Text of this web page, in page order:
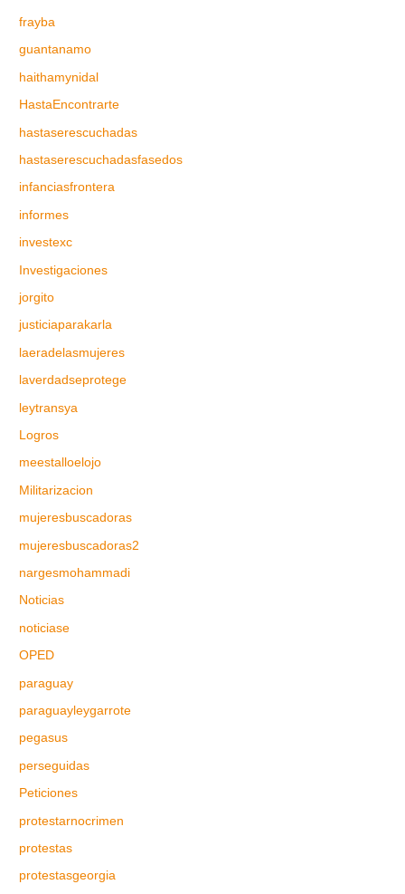
frayba
guantanamo
haithamynidal
HastaEncontrarte
hastaserescuchadas
hastaserescuchadasfasedos
infanciasfrontera
informes
investexc
Investigaciones
jorgito
justiciaparakarla
laeradelasmujeres
laverdadseprotege
leytransya
Logros
meestalloelojo
Militarizacion
mujeresbuscadoras
mujeresbuscadoras2
nargesmohammadi
Noticias
noticiase
OPED
paraguay
paraguayleygarrote
pegasus
perseguidas
Peticiones
protestarnocrimen
protestas
protestasgeorgia